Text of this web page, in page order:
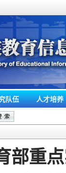
队伍 人才培养
部重